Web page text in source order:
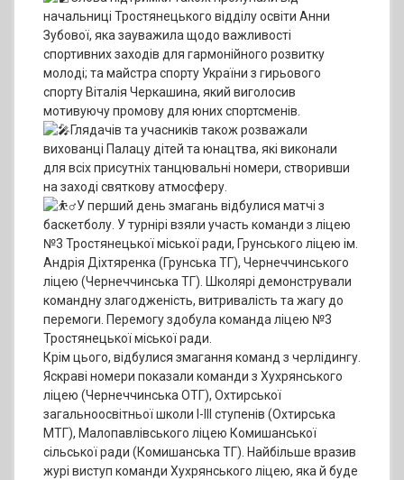
начальниці Тростянецького відділу освіти Анни
Зубової, яка зауважила щодо важливості
спортивних заходів для гармонійного розвитку
молоді; та майстра спорту України з гирьового
спорту Віталія Черкашина, який виголосив
мотивуючу промову для юних спортсменів.
Глядачів та учасників також розважали
вихованці Палацу дітей та юнацтва, які виконали
для всіх присутніх танцювальні номери, створивши
на заході святкову атмосферу.
У перший день змагань відбулися матчі з
баскетболу. У турнірі взяли участь команди з ліцею
№3 Тростянецької міської ради, Грунського ліцею ім.
Андрія Діхтяренка (Грунська ТГ), Чернеччинського
ліцею (Чернеччинська ТГ). Школярі демонстрували
командну злагодженість, витривалість та жагу до
перемоги. Перемогу здобула команда ліцею №3
Тростянецької міської ради.
Крім цього, відбулися змагання команд з черлідингу.
Яскраві номери показали команди з Хухрянського
ліцею (Чернеччинська ОТГ), Охтирської
загальноосвітньої школи І-ІІІ ступенів (Охтирська
МТГ), Малопавлівського ліцею Комишанської
сільської ради (Комишанська ТГ). Найбільше вразив
журі виступ команди Хухрянського ліцею, яка й буде